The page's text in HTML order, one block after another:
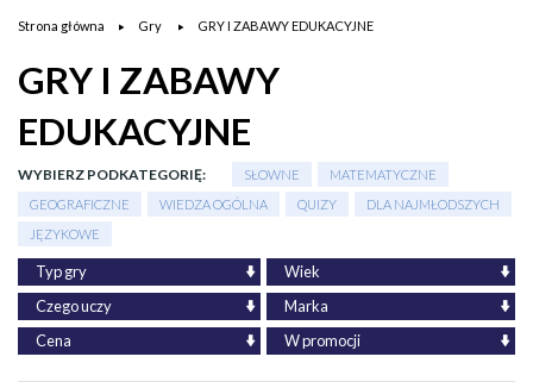
Strona główna Gry GRY I ZABAWY EDUKACYJNE
GRY I ZABAWY
EDUKACYJNE
WYBIERZ PODKATEGORIĘ: SŁOWNE
MATEMATYCZNE
GEOGRAFICZNE
WIEDZA OGÓLNA QUIZY
DLA NAJMŁODSZYCH
JĘZYKOWE
Typ gry
Wiek
Czego uczy
Marka
Cena
W promocji